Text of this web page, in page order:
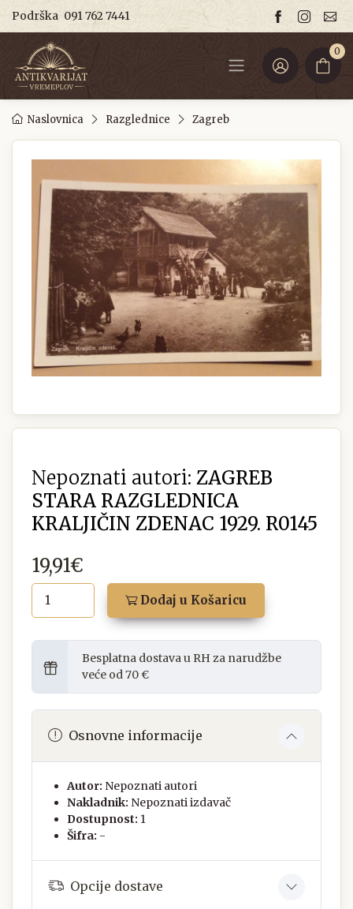
Podrška 091 762 7441
0
Naslovnica Razglednice Zagreb
Nepoznati autori: ZAGREB
STARA RAZGLEDNICA
KRALJIČIN ZDENAC 1929. R0145
19,91€
Dodaj u Košaricu
Besplatna dostava u RH za narudžbe
veće od 70 €
Osnovne informacije
Autor: Nepoznati autori
Nakladnik: Nepoznati izdavač
Dostupnost: 1
Šifra: -
Opcije dostave